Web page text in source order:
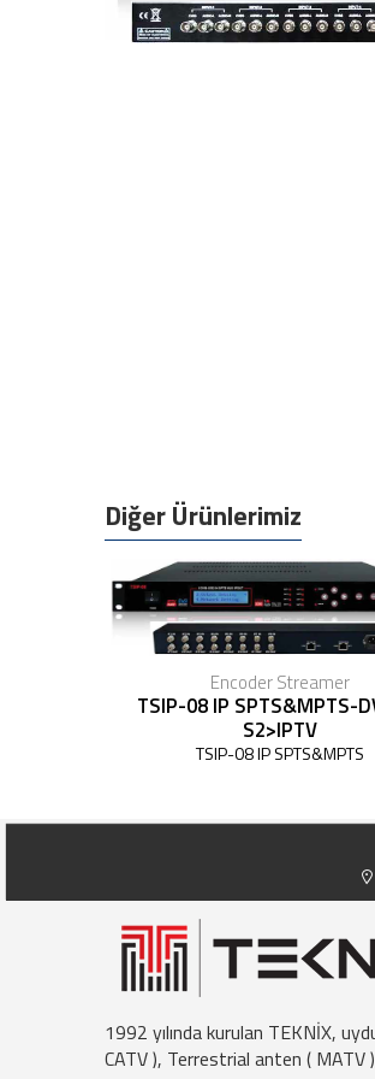
Diğer Ürünlerimiz
Encoder Streamer
TSIP-08 IP SPTS&MPTS-
S2>IPTV
TSIP-08 IP SPTS&MPTS
1992 yılında kurulan TEKNİX,
CATV ), Terrestrial anten ( MATV